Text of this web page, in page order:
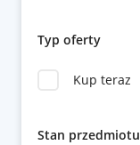
Typ oferty
Kup teraz
Stan przedmiotu